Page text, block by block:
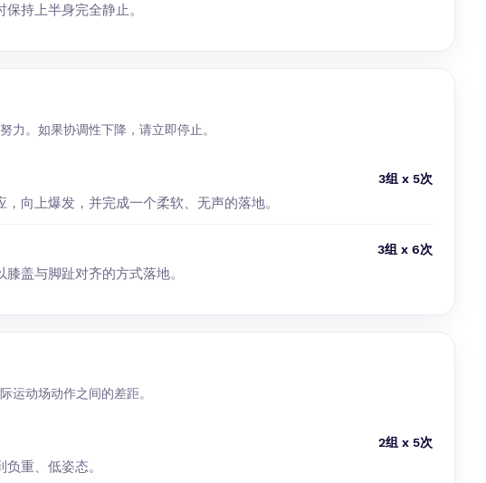
持上半身完全静止。
力。如果协调性下降，请立即停止。
3组 x 5次
向上爆发，并完成一个柔软、无声的落地。
3组 x 6次
盖与脚趾对齐的方式落地。
运动场动作之间的差距。
2组 x 5次
重、低姿态。